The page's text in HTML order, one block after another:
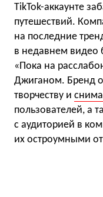
TikTok-аккаунте
путешествий.
на последние
в недавнем видео
«Пока на
Джиганом. Бренд
творчеству и
пользователей, а
с аудиторией в
их остроумными